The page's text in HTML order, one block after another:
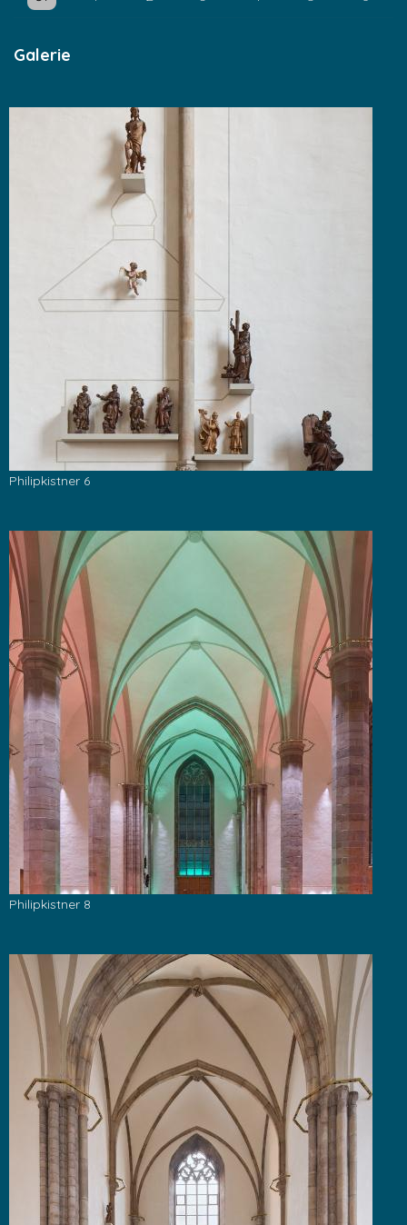
Galerie
Philipkistner 6
Philipkistner 8